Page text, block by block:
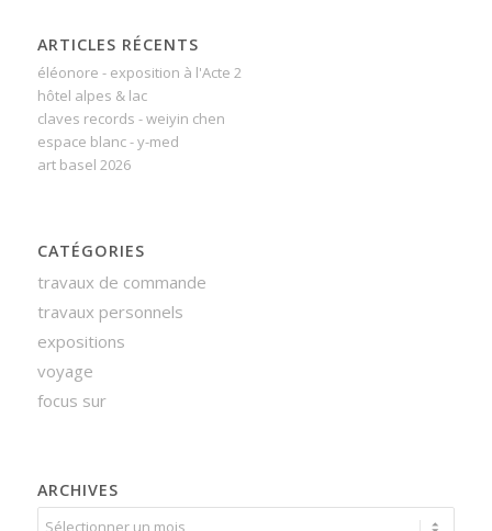
ARTICLES RÉCENTS
éléonore - exposition à l'Acte 2
hôtel alpes & lac
claves records - weiyin chen
espace blanc - y-med
art basel 2026
CATÉGORIES
travaux de commande
travaux personnels
expositions
voyage
focus sur
ARCHIVES